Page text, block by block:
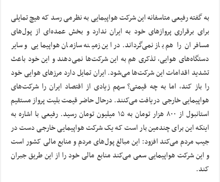
به گفته رفیعی متاسفانه این شرکت هواپیمایی به نظرمی رسد که هیچ تمایلی
برای برقراری پرواز‌های خود به ایران ندارد و بخش عمده‌ای از پول‌های
مسافران را هم باز نمی‌گرداند.در این زمینه سازمان هواپیمایی و سایر
دستگاه‌های هوایی، تذکری هم به این شرکت‌ها نمی‌دهند و این خود باعث
تشدید اقدامات این شرکت‌ها می‌شود. ایران تمایل دارد مرز‌های هوایی خود
را باز کند، اما به چه قیمتی؟ سهم زیادی از اقتصاد ایران را شرکت‌های
هواپیمایی خارجی دریافت می‌کنند. درحال حاضر قیمت بلیت پرواز مستقیم
استانبول از ۸۰۰ هزار تومان به ۱۵ میلیون تومان رسید. رفیعی با اشاره به
اینکه این برای چندمین بار است که یک شرکت هواپیمایی خارجی دست در
جیب مردم می‌کند افزود: این مبالغ پول‌های مردم و منابع مالی کشور است
و این شرکت هواپیمایی سعی می‌کند منابع مالی خود را از این طریق جبران
کند.